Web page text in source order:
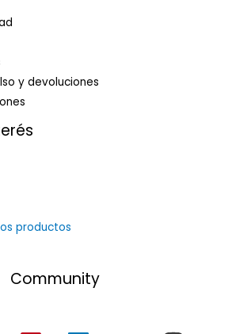
y devoluciones
productos
Community